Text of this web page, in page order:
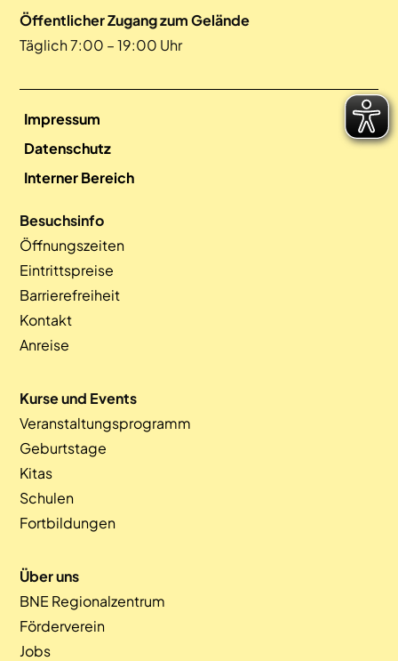
Öffentlicher Zugang zum Gelände
Täglich 7:00 – 19:00 Uhr
Impressum
Datenschutz
Interner Bereich
Besuchsinfo
Öffnungszeiten
Eintrittspreise
Barrierefreiheit
Kontakt
Anreise
Kurse und Events
Veranstaltungsprogramm
Geburtstage
Kitas
Schulen
Fortbildungen
Über uns
BNE Regionalzentrum
Förderverein
Jobs